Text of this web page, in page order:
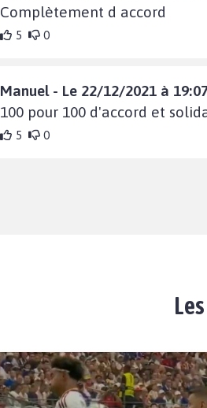
Complètement d accord
5 0
Manuel - Le 22/12/2021 à
100 pour 100 d'accord et
5 0